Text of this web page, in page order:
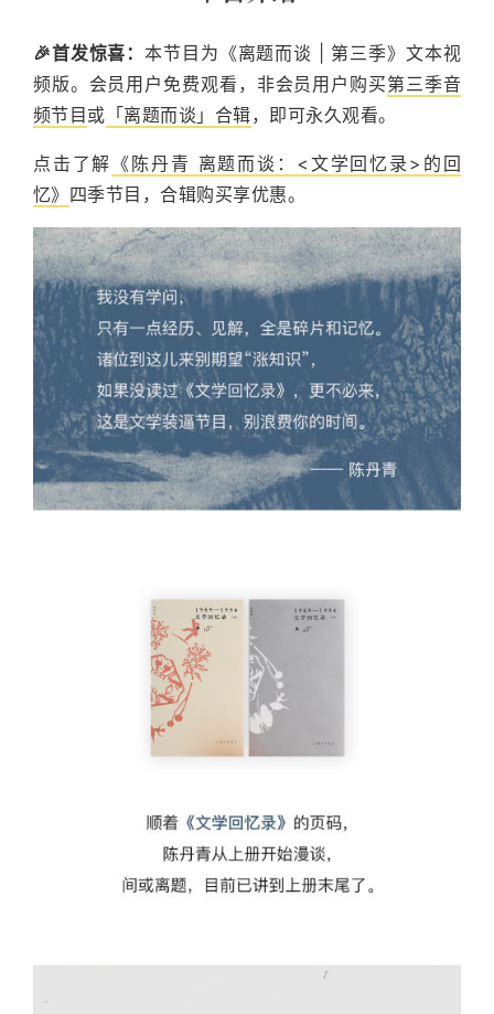
🎉首发惊喜：本节目为《离题而谈 | 第三季》文本视
频版。会员用户免费观看，非会员用户购买第三季音
频节目或 「离题而谈」合辑，即可永久观看。
点击了解 《陈丹青 离题而谈：<文学回忆录>的回
忆》 四季节目，合辑购买享优惠。